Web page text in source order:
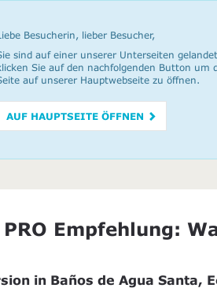
Besucherin, lieber Besucher,
sind auf einer unserer Unterseiten
Sie auf den nachfolgenden Button um
auf unserer Hauptwebseite zu öffnen.
AUF HAUPTSEITE ÖFFNEN
Empfehlung:
in Baños de Agua Santa,